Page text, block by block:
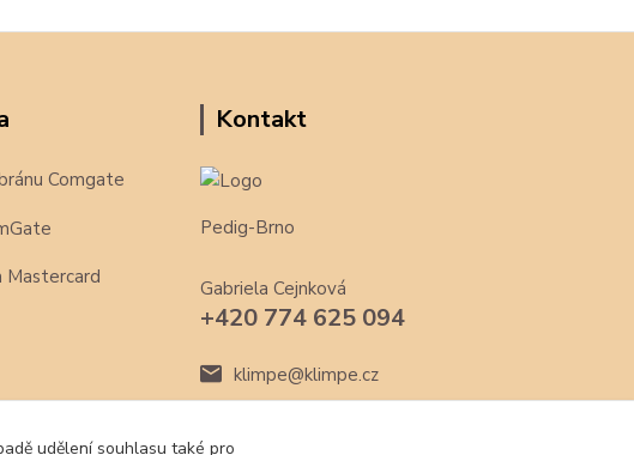
Comgate
Mastercard
Kontakt
Pedig-Brno
Gabriela Cejnková
+420 774 625 094
klimpe@klimpe.cz
udělení souhlasu také pro